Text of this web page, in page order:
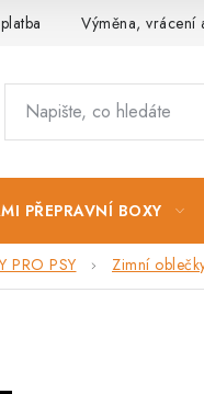
Výměna, vrácení
PŘEPRAVNÍ BOXY
PRO PSY Zimní